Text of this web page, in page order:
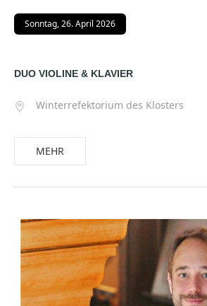
Sonntag, 26. April 2026
DUO VIOLINE & KLAVIER
Winterrefektorium des Klosters
MEHR